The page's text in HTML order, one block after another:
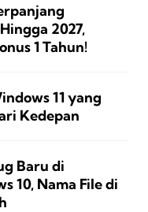
2027,
1 Tahun!
11 yang
Kedepan
Baru di
10, Nama File di